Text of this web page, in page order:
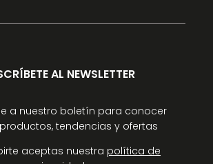
AL NEWSLETTER
a nuestro boletín para conocer
tendencias y ofertas
aceptas nuestra política de